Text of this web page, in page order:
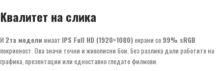
Квалитет на слика
И 2та модели имаат IPS Full HD (1920×1080) екрани со99% sRGB
покриеност. Ова значи точни и живописни бои, без разлика дали работите на
графика, презентации или едноставно гледате филмови.